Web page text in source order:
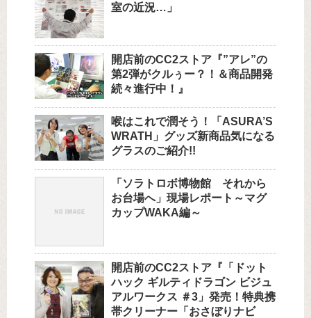
室の近況…」
開店前のCC2ストア『”アレ”の
第2弾がクルぅー？！＆商品開発
続々進行中！』
喉はこれで潤そう！「ASURA’S
WRATH」グッズ新商品気になる
グラスのご紹介!!
「ソラトロボ博物館 それから
お台場へ」現場レポート～マグ
カップWAKA編～
開店前のCC2ストア『「ドット
ハック ギルティドラゴン ビジュ
アルワークス ＃3」発売！特典携
帯クリーナー「おさぼりナビ